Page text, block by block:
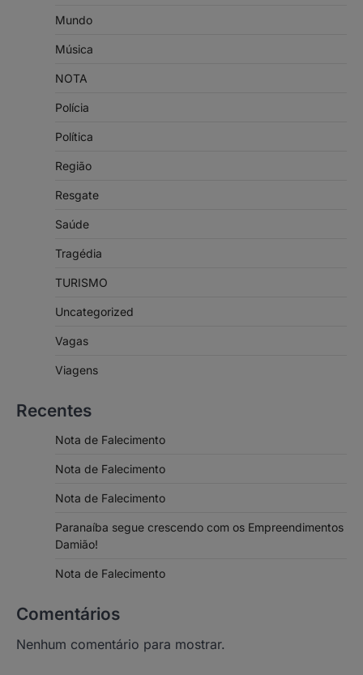
Mundo
Música
NOTA
Polícia
Política
Região
Resgate
Saúde
Tragédia
TURISMO
Uncategorized
Vagas
Viagens
Recentes
Nota de Falecimento
Nota de Falecimento
Nota de Falecimento
Paranaíba segue crescendo com os Empreendimentos
Damião!
Nota de Falecimento
Comentários
Nenhum comentário para mostrar.